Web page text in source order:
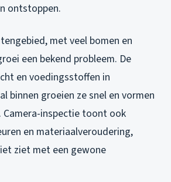
ontstoppen.
met veel bomen en
een bekend probleem. De
en voedingsstoffen in
binnen groeien ze snel en vormen
inspectie toont ook
en materiaalveroudering,
ziet met een gewone